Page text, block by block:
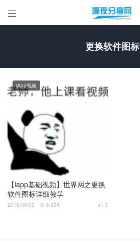

更换软件图标
【iapp基础视频】世界网之更换
软件图标详细教学
iApp视频
 3
2018-06-02  6.99K